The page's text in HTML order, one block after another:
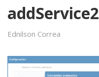
addService2
Ednilson Correa